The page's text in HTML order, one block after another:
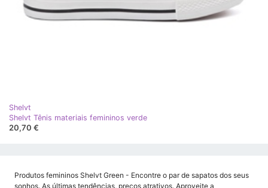
Shelvt
Shelvt Tênis materiais femininos verde
20,70 €
Produtos femininos Shelvt Green - Encontre o par de sapatos dos seus
sonhos. As últimas tendências, preços atrativos. Aproveite a